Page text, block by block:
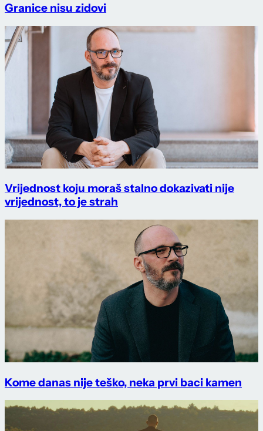
Granice nisu zidovi
Vrijednost koju moraš stalno dokazivati nije
vrijednost, to je strah
Kome danas nije teško, neka prvi baci kamen